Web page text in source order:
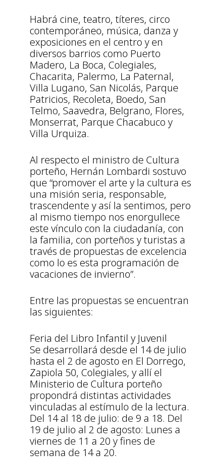
Habrá cine, teatro, títeres, circo
contemporáneo, música, danza y
exposiciones en el centro y en
diversos barrios como Puerto
Madero, La Boca, Colegiales,
Chacarita, Palermo, La Paternal,
Villa Lugano, San Nicolás, Parque
Patricios, Recoleta, Boedo, San
Telmo, Saavedra, Belgrano, Flores,
Monserrat, Parque Chacabuco y
Villa Urquiza.
Al respecto el ministro de Cultura
porteño, Hernán Lombardi sostuvo
que “promover el arte y la cultura es
una misión seria, responsable,
trascendente y así la sentimos, pero
al mismo tiempo nos enorgullece
este vínculo con la ciudadanía, con
la familia, con porteños y turistas a
través de propuestas de excelencia
como lo es esta programación de
vacaciones de invierno”.
Entre las propuestas se encuentran
las siguientes:
Feria del Libro Infantil y Juvenil
Se desarrollará desde el 14 de julio
hasta el 2 de agosto en El Dorrego,
Zapiola 50, Colegiales, y allí el
Ministerio de Cultura porteño
propondrá distintas actividades
vinculadas al estímulo de la lectura.
Del 14 al 18 de julio: de 9 a 18. Del
19 de julio al 2 de agosto: Lunes a
viernes de 11 a 20 y fines de
semana de 14 a 20.